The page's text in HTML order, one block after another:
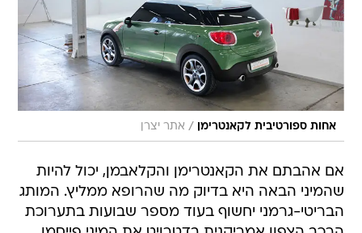
אחות ספורטיבית לקאנטרימן / אתר יצרן
אם אהבתם את הקאנטרימן והקלאבמן, יכול להיות
שהמיני הבאה היא בדיוק מה שהרופא ממליץ. המותג
הבריטי-גרמני יחשוף בעוד מספר שבועות בתערוכת